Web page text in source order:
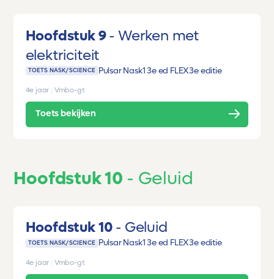
Hoofdstuk 9
Werken met
elektriciteit
TOETS NASK/SCIENCE Pulsar Nask1 3e ed FLEX3e editie
4e jaar Vmbo-gt
Toets bekijken
Hoofdstuk 10 Geluid
Hoofdstuk 10 Geluid
TOETS NASK/SCIENCE Pulsar Nask1 3e ed FLEX3e editie
4e jaar Vmbo-gt